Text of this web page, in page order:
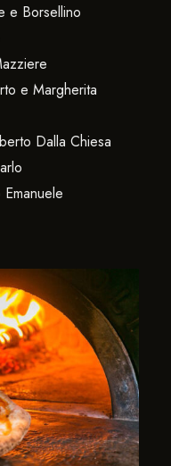
e Borsellino
e Margherita
Dalla Chiesa